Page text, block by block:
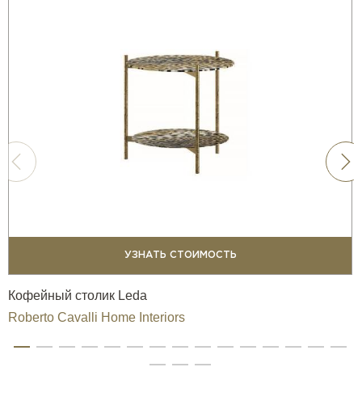
УЗНАТЬ СТОИМОСТЬ
Кофейный столик Leda
Roberto Cavalli Home Interiors